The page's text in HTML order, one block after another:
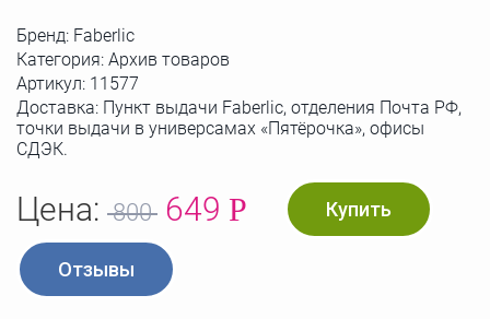
Бренд: Faberlic
Категория: Архив товаров
Артикул: 11577
Доставка: Пункт выдачи Faberlic, отделения Почта РФ,
точки выдачи в универсамах «Пятёрочка», офисы
СДЭК.
Цена: 800 649 Р Купить
Отзывы